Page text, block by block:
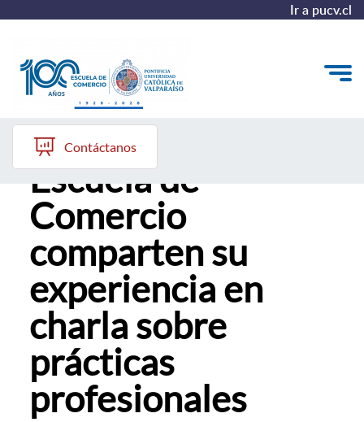
Ir a pucv.cl
Quiénes somos
Vinculación con el Medio
Formación Continua
Postgrados
Contáctanos
Ayudantes/as de la
Escuela de
Comercio
comparten su
experiencia en
charla sobre
prácticas
profesionales